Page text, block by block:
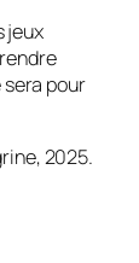
jeux
sera pour
2025.